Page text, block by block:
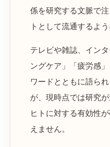
係を研究する文脈で
トとして流通するよ
テレビや雑誌、イン
ングケア」「疲労感
ワードとともに語ら
が、現時点では研究
ヒトに対する有効性
えません。